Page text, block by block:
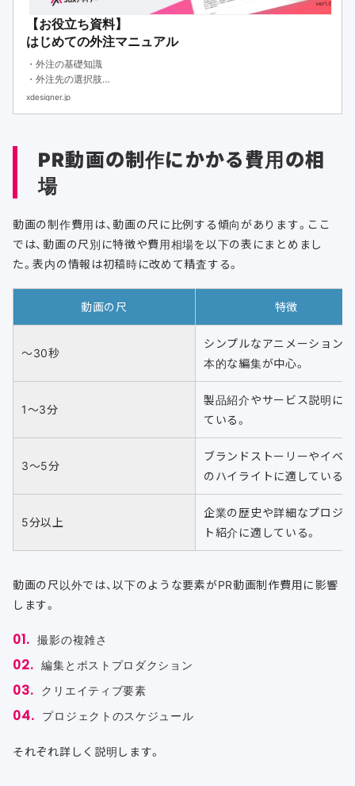
【お役立ち資料】
はじめての外注マニュアル
・外注の基礎知識
・外注先の選択肢
・外注する際のステップ
xdesigner.jp
PR動画の制作にかかる費用の相
場
動画の制作費用は、動画の尺に比例する傾向があります。ここ
では、動画の尺別に特徴や費用相場を以下の表にまとめまし
た。表内の情報は初稿時に改めて精査する。
動画の尺 特徴
～30秒
シンプルなアニメーション
本的な編集が中心。
1～3分
製品紹介やサービス説明に
ている。
3～5分
ブランドストーリーやイベ
のハイライトに適している。
5分以上
企業の歴史や詳細なプロジ
ト紹介に適している。
動画の尺以外では、以下のような要素がPR動画制作費用に影響
します。
撮影の複雑さ
編集とポストプロダクション
クリエイティブ要素
プロジェクトのスケジュール
それぞれ詳しく説明します。